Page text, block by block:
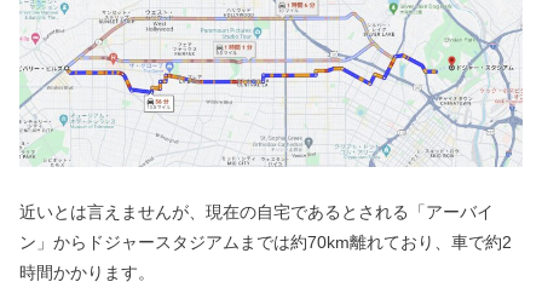
近いとは言えませんが、現在の自宅であるとされる「アーバイ
ン」からドジャースタジアムまでは約70km離れており、車で約2
時間かかります。